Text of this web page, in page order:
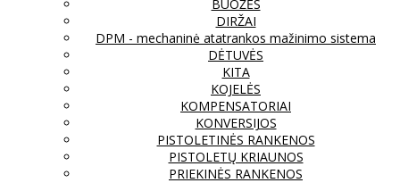
BUOŽĖS
DIRŽAI
DPM - mechaninė atatrankos mažinimo sistema
DĖTUVĖS
KITA
KOJELĖS
KOMPENSATORIAI
KONVERSIJOS
PISTOLETINĖS RANKENOS
PISTOLETŲ KRIAUNOS
PRIEKINĖS RANKENOS